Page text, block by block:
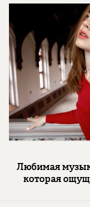
Любимая
которая